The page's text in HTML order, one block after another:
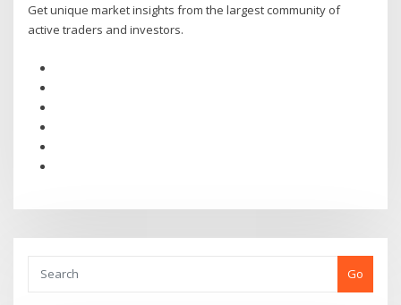
Get unique market insights from the largest community of
active traders and investors.
Go